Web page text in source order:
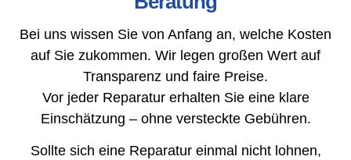
Bei uns wissen Sie von Anfang an, welche Kosten
auf Sie zukommen. Wir legen großen Wert auf
Transparenz und faire Preise.
Vor jeder Reparatur erhalten Sie eine klare
Einschätzung – ohne versteckte Gebühren.
Sollte sich eine Reparatur einmal nicht lohnen,